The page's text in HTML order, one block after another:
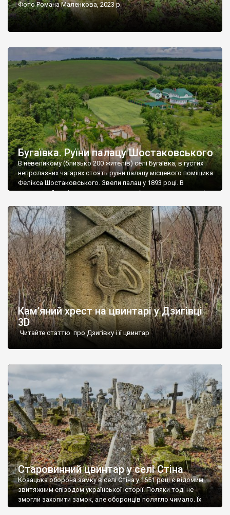
Фото Романа Маленкова, 2023 р.
Бугаївка. Руїни палацу Шостаковського
В невеликому (близько 200 жителів) селі Бугаївка, в густих
непролазних чагарях стоять руїни палацу місцевого поміщика
Фелікса Шостаковського. Звели палац у 1893 році. В
радянський період у ньому спочатку містилася школа, потім
століття тут розмістили туберкульозну лікарню. Коли із
палацу виїхала лікарня – ми точно не […]
Кам’яний хрест на цвинтарі у Дзигівці
3D
Читайте статтю про Дзигівку і її цвинтар
Старовинний цвинтар у селі Стіна
Козацька оборона замку в селі Стіна у 1651 році є відомим
звитяжним епізодом української історії. Поляки тоді не
змогли захопити замок, але оборонців полягло чимало. Їх
поховали на цвинтарі, який тоді називався Замковим. Нині на